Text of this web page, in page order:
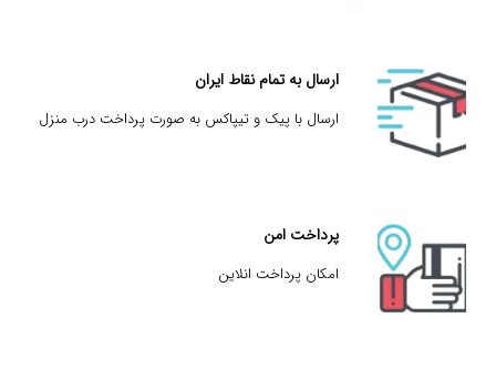
ارسال به تمام نقاط ایران
ارسال با پیک و تیپاکس به صورت پرداخت درب منزل
پرداخت امن
امکان پرداخت انلاین